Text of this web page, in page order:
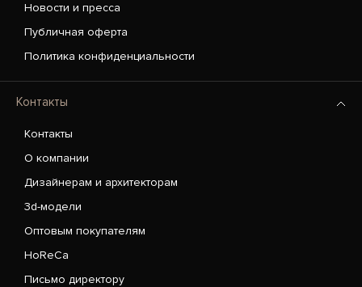
Новости и пресса
Публичная оферта
Политика конфиденциальности
Контакты
Контакты
О компании
Дизайнерам и архитекторам
3d-модели
Оптовым покупателям
HoReCa
Письмо директору